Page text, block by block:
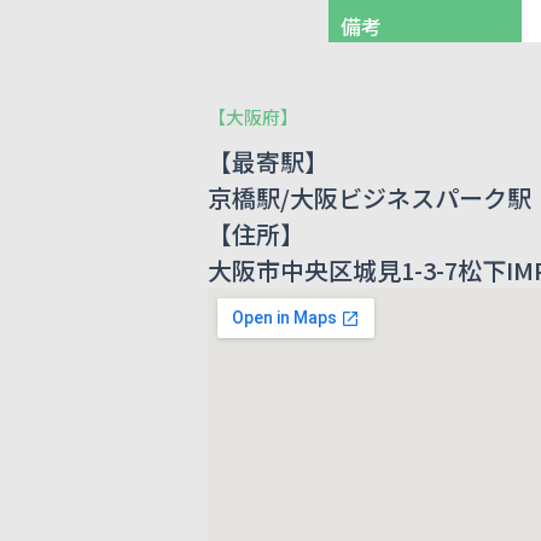
備考
【大阪府】
【最寄駅】
京橋駅/大阪ビジネスパーク駅
【住所】
大阪市中央区城見1-3-7松下